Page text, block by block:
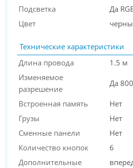
Подсветка
Да
Цвет
Технические характеристики
Длина провода
1.5 м
Изменяемое
разрешение
Да
Встроенная память
Нет
Грузы
Нет
Сменные панели
Нет
Количество кнопок
6
Дополнительные